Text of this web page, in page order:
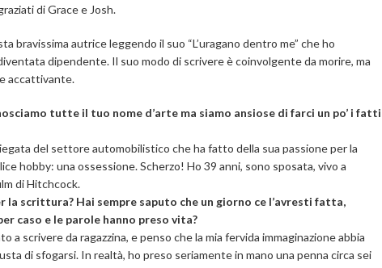
di Grace e Josh.
bravissima autrice leggendo il suo “L’uragano dentro me” che ho
dipendente. Il suo modo di scrivere è coinvolgente da morire, ma
accattivante.
tutte il tuo nome d’arte ma siamo ansiose di farci un po’ i fatti
del settore automobilistico che ha fatto della sua passione per la
hobby: una ossessione. Scherzo! Ho 39 anni, sono sposata, vivo a
di Hitchcock.
la scrittura? Hai sempre saputo che un giorno ce l’avresti fatta,
caso e le parole hanno preso vita?
a scrivere da ragazzina, e penso che la mia fervida immaginazione abbia
di sfogarsi. In realtà, ho preso seriamente in mano una penna circa sei